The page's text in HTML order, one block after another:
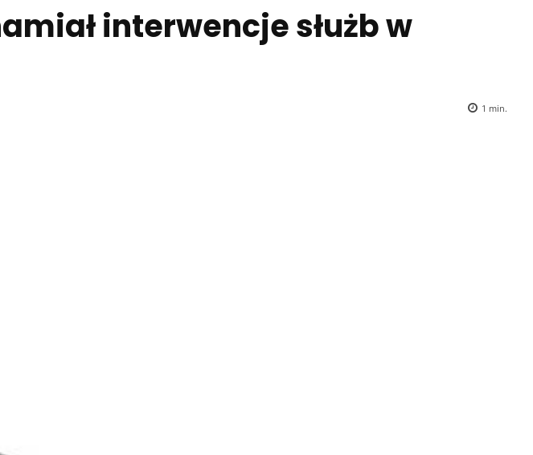
interwencje służb w
1 min.